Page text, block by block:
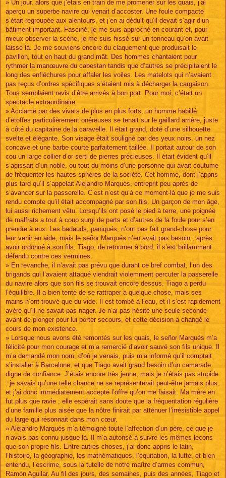
» Un jour, alors que j’étais en train de me promener sur les quais, j’ai
aperçu un superbe navire qui venait d’accoster. Une foule compacte
s’était regroupée aux alentours, et j’en ai déduit qu’il devait s’agir d’un
bâtiment important. Fasciné, je me suis approché en courant et, pour
mieux observer la scène, je me suis hissé sur un tonneau qu’on avait
laissé là. Je me souviens encore du claquement que produisait le
pavillon, tout en haut du grand mât. Des hommes chantaient pour
rythmer la manœuvre du cabestan tandis que d’autres se précipitaient le
long des enfléchures pour affaler les voiles. Les matelots qui n’avaient
pas reçus d’ordres spécifiques s’étaient mis à décharger la cargaison.
Tous semblaient ravis d’être arrivés à bon port. Pour moi, c’était un
spectacle extraordinaire.
» Acclamé par des vivats de plus en plus forts, un homme habillé
d’étoffes particulièrement onéreuses se tenait sur le gaillard arrière, juste
à côté du capitaine de la caravelle. Il était grand, doté d’une silhouette
svelte et élégante. Son visage était souligné par des yeux noirs, un nez
concave et une barbe courte parfaitement taillée. Il portait autour de son
cou un large collier d’or serti de pierres précieuses. Il était évident qu’il
s’agissait d’un noble, ou tout du moins d’une personne qui avait coutume
de fréquenter les hautes sphères de la société. Cet homme, dont j’appris
plus tard qu’il s’appelait Alejandro Marqués, entreprit peu après de
s’avancer sur la passerelle. C’est n’est qu’à ce moment-là que je me suis
rendu compte qu’il était accompagné par son fils. Un garçon de mon âge,
lui aussi richement vêtu. Lorsqu’ils ont posé le pied à terre, une poignée
de malfrats a tout à coup surgi de parts et d’autres de la foule pour s’en
prendre à eux. Les badauds, paniqués, n’ont pas fait grand-chose pour
leur venir en aide, mais le señor Marqués n’en avait pas besoin ; après
avoir ordonné à son fils, Tiago, de retourner à bord, il s’est brillamment
défendu contre ces vermines.
» En revanche, il n’avait pas prévu que durant ce bref combat, l’un des
brigands qui l’avaient attaqué viendrait violemment percuter la passerelle
du navire alors que son fils se trouvait encore dessus. Tiago a perdu
l’équilibre. Il a bien tenté de se rattraper à quelque chose, mais ses
mains n’ont trouvé que du vide. Il est tombé à l’eau, et il s’est rapidement
avéré qu’il ne savait pas nager. Je n’ai pas hésité une seule seconde
avant de plonger pour lui porter secours, et cette décision a changé le
cours de mon existence.
» Lorsque nous avons été remontés sur les quais, le señor Marqués m’a
félicité pour mon courage et m’a remercié d’avoir sauvé son fils unique. Il
m’a demandé mon nom, d’où je venais, puis m’a informé qu’il comptait
s’installer à Barcelone, et que Tiago avait grand besoin d’un camarade
digne de confiance. J’étais encore très jeune, mais je n’étais pas stupide
: je savais qu’une telle chance ne se représenterait peut-être jamais plus,
et j’ai donc immédiatement accepté l’offre qu’on me faisait. Ma mère en
fut plus que ravie ; elle espérait sans doute que la fréquentation régulière
d’une famille plus aisée que la nôtre finirait par atténuer l’irrésistible appel
du large qui résonnait dans mon cœur.
» Alejandro Marqués m’a témoigné toute l’affection d’un père, ce que je
n’avais pas connu jusque-là. Il m’a autorisé à suivre les mêmes leçons
que son propre fils. Entre autres choses, j’ai donc appris le latin,
l’histoire, la géographie, les mathématiques, l’équitation, la lutte, et bien
entendu, l’escrime, sous la tutelle de notre maître d’armes commun,
Ramón Aguilar. Au fil des jours, des semaines, puis des années, Tiago et